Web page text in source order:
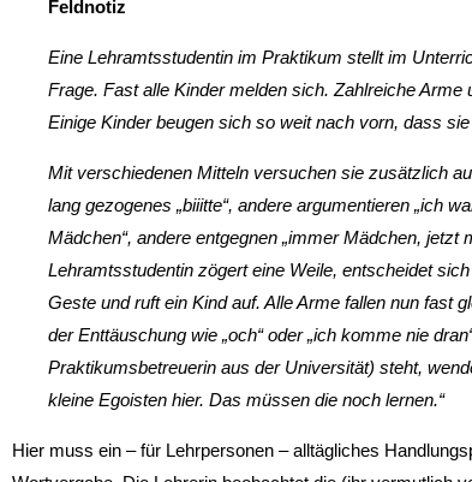
Feldnotiz
Eine Lehramtsstudentin im Praktikum stellt im
Frage. Fast alle Kinder melden sich. Zahlreiche
Einige Kinder beugen sich so weit nach vorn, dass
Mit verschiedenen Mitteln versuchen sie zusätzlich
lang gezogenes „biiitte“, andere argumentieren „ich
Mädchen“, andere entgegnen „immer Mädchen, jetzt
Lehramtsstudentin zögert eine Weile, entscheidet
Geste und ruft ein Kind auf. Alle Arme fallen nun fast
der Enttäuschung wie „och“ oder „ich komme nie
Praktikumsbetreuerin aus der Universität) steht,
kleine Egoisten hier. Das müssen die noch lernen.“
Hier muss ein – für Lehrpersonen – alltägliches